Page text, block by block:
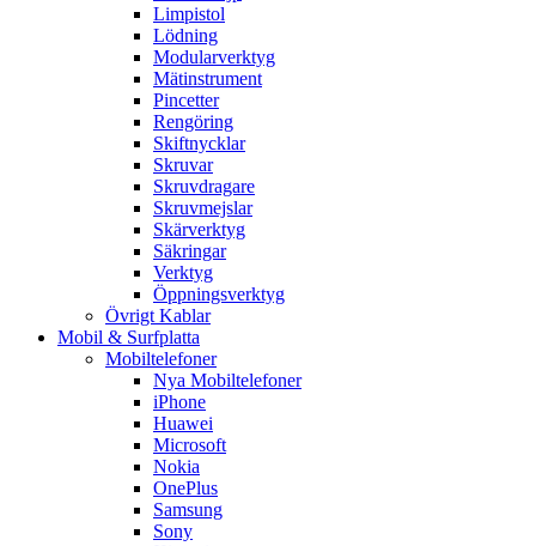
Limpistol
Lödning
Modularverktyg
Mätinstrument
Pincetter
Rengöring
Skiftnycklar
Skruvar
Skruvdragare
Skruvmejslar
Skärverktyg
Säkringar
Verktyg
Öppningsverktyg
Övrigt Kablar
Mobil & Surfplatta
Mobiltelefoner
Nya Mobiltelefoner
iPhone
Huawei
Microsoft
Nokia
OnePlus
Samsung
Sony